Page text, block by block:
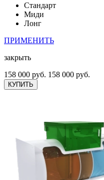
Стандарт
Миди
Лонг
ПРИМЕНИТЬ
закрыть
158 000 руб. 158 000 руб.
КУПИТЬ